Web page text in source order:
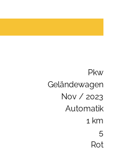
Pkw
Geländewagen
Nov / 2023
Automatik
1 km
5
Rot